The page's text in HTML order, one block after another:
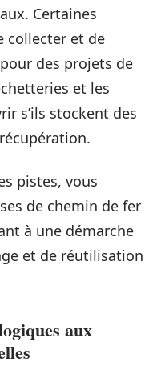
Certaines
collecter et de
des projets de
et les
s’ils stockent des
pistes, vous
de chemin de fer
à une démarche
et de réutilisation
aux